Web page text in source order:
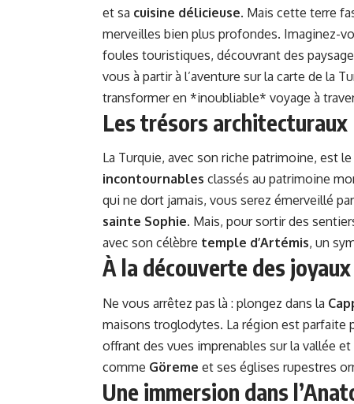
et sa cuisine délicieuse. Mais cette terre
merveilles bien plus profondes. Imaginez-
foules touristiques, découvrant des
vous à partir à l’aventure sur la carte de la
transformer en *inoubliable* voyage à
Les trésors architecturaux
La Turquie, avec son riche patrimoine, est
incontournables classés au patrimoine
qui ne dort jamais, vous serez émerveillé
sainte Sophie. Mais, pour sortir des
avec son célèbre temple d’Artémis, un
À la découverte des
Ne vous arrêtez pas là : plongez dans la
maisons troglodytes. La région est parfaite
offrant des vues imprenables sur la vallée
comme Göreme et ses églises rupestres
Une immersion dans